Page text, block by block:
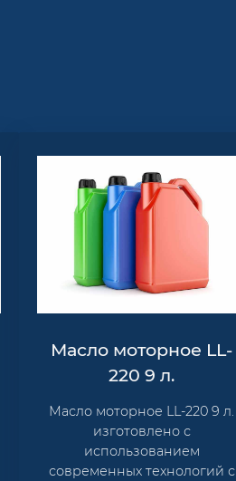
Масло моторное LL-
220 9 л.
Масло моторное LL-220 9 л.
изготовлено с
использованием
современных технологий с